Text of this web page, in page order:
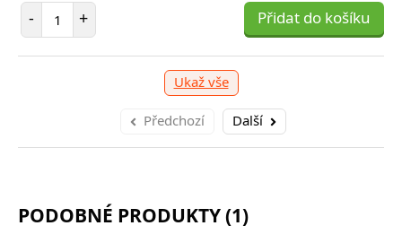
- Počet položek
+ Přidat do košíku
Ukaž vše
Předchozí Další
PODOBNÉ PRODUKTY (1)